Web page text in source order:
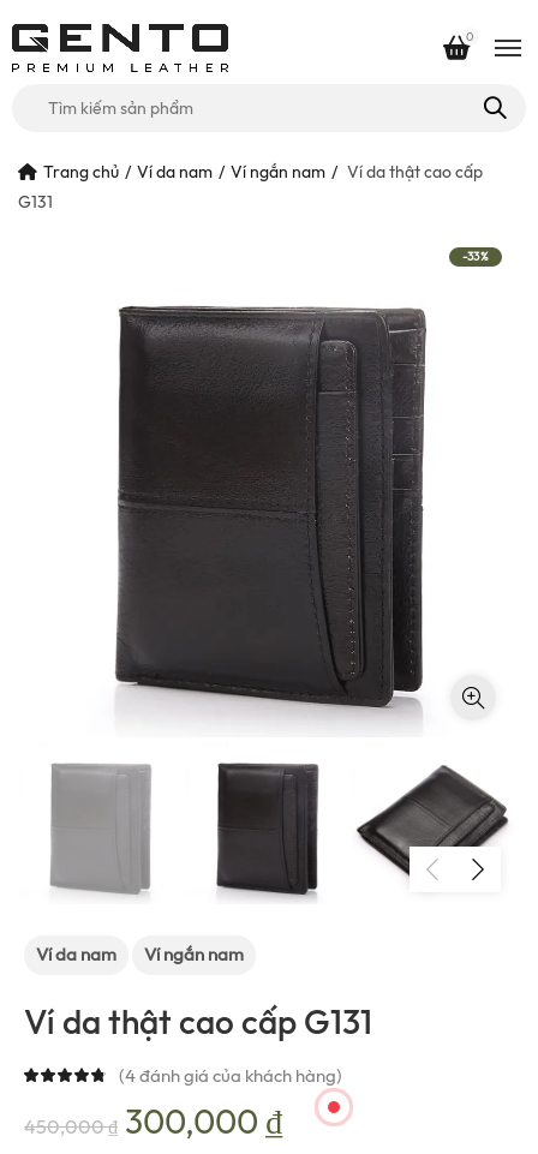
cho:
0
Trang chủ Ví da nam Ví ngắn nam
Ví da thật cao cấp
G131
-33%
Ví da nam Ví ngắn nam
Ví da thật cao cấp G131
(4đánh giá của khách hàng)
450,000₫ Giá
300,000₫Giá